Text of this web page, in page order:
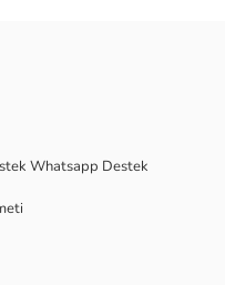
Whatsapp Destek